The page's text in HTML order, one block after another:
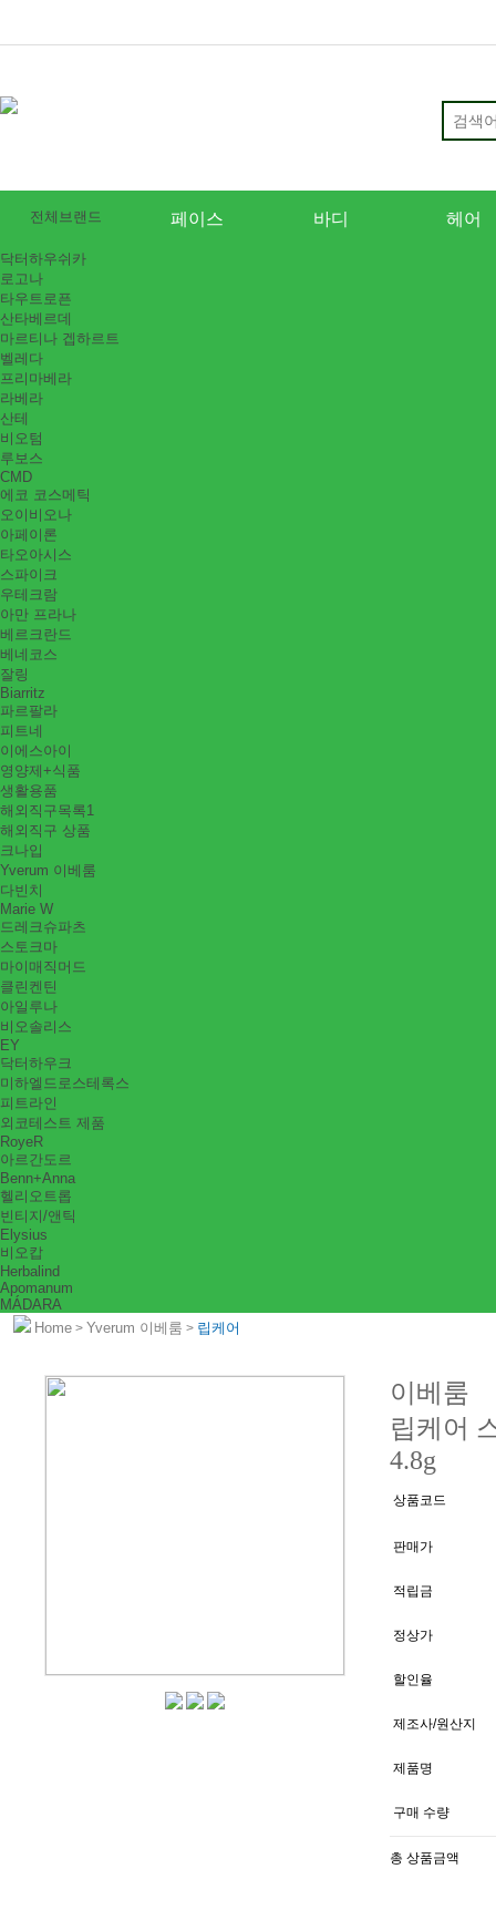
전체브랜드 페이스 바디 헤어
닥터하우쉬카
로고나
타우트로픈
산타베르데
마르티나 겝하르트
벨레다
프리마베라
라베라
산테
비오텀
루보스
CMD
에코 코스메틱
오이비오나
아페이론
타오아시스
스파이크
우테크람
아만 프라나
베르크란드
베네코스
잘링
Biarritz
파르팔라
피트네
이에스아이
영양제+식품
생활용품
해외직구목록1
해외직구 상품
크나입
Yverum 이베룸
다빈치
Marie W
드레크슈파츠
스토크마
마이매직머드
클린켄틴
아일루나
비오솔리스
EY
닥터하우크
미하엘드로스테록스
피트라인
외코테스트 제품
RoyeR
아르간도르
Benn+Anna
헬리오트롭
빈티지/앤틱
Elysius
비오캅
Herbalind
Apomanum
MÁDARA
Home > Yverum 이베룸 > 립케어
이베룸
립케어
4.8g
상품코드
판매가
적립금
정상가
할인율
제조사/원산지
제품명
구매 수량
총 상품금액